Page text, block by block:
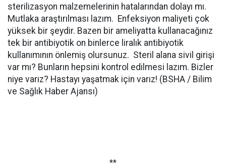
sterilizasyon malzemelerinin hatalarından dolayı mı.
Mutlaka araştırılması lazım. Enfeksiyon maliyeti çok
yüksek bir şeydir. Bazen bir ameliyatta kullanacağınız
tek bir antibiyotik on binlerce liralık antibiyotik
kullanımının önlemiş olursunuz. Steril alana sivil girişi
var mı? Bunların hepsini kontrol edilmesi lazım. Bizler
niye varız? Hastayı yaşatmak için varız! (BSHA / Bilim
ve Sağlık Haber Ajansı)
**